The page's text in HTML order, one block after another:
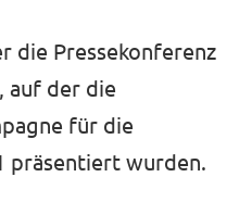
die Pressekonferenz
auf der die
für die
präsentiert wurden.